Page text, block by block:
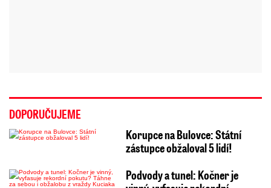
DOPORUČUJEME
Korupce na Bulovce: Státní
zástupce obžaloval 5 lidí!
Podvody a tunel: Kočner je